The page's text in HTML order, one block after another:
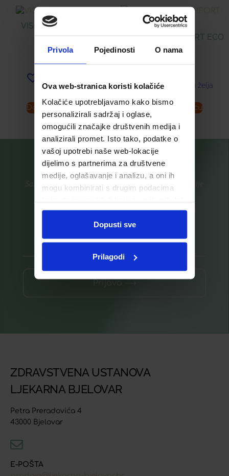
Privola Pojedinosti O nama
Ova web-stranica koristi kolačiće
Kolačiće upotrebljavamo kako bismo
personalizirali sadržaj i oglase,
omogućili značajke društvenih medija i
analizirali promet. Isto tako, podatke o
vašoj upotrebi naše web-lokacije
dijelimo s partnerima za društvene
medije, oglašavanje i analizu, a oni ih
mogu kombinirati s drugim podacima
ste upotrebljavali njihove usluge.
Dopusti sve
Prilagodi
VISOMAT® HANDY
67,15€
Dodaj u košaricu
VISOMAT® COMFORT ECO
Dodaj u listu želja
Dodaj u košaricu
Saznajte prvi za nove proizvode i ekskluzivne promocije
Prijavite se na listu za novosti
Prijava ⟶
ZDRAVSTVENA USTANOVA
LJEKARNA BJELOVAR
Petra Preradovića 4
43000 Bjelovar
E-POŠTA